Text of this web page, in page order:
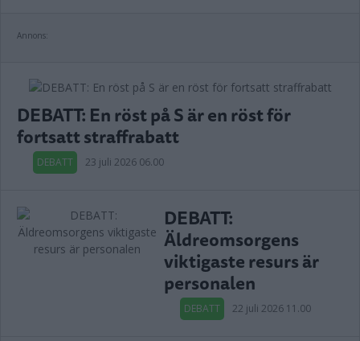
Annons:
DEBATT: En röst på S är en röst för
fortsatt straffrabatt
DEBATT 23 juli 2026 06.00
DEBATT:
Äldreomsorgens
viktigaste resurs är
personalen
DEBATT 22 juli 2026 11.00